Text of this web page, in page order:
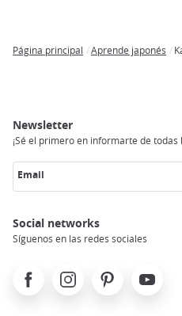
Página principal Aprende japonés
Newsletter
¡Sé el primero en informarte de
Email
Social networks
Síguenos en las redes sociales
FacebookInstagramPinterest Youtube